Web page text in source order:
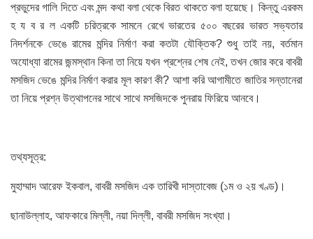
প্রভুদের গালি দিতে এবং মন্দ কথা বলা থেকে বিরত থাকতে বলা হয়েছে। কিন্তু এরকম
হ য ব র ল একটি চরিত্রকে সামনে রেখে ভারতের ৫০০ বছরের ভারত সভ্যতার
নিদর্শনকে ভেঙে রামের মন্দির নির্মাণ করা কতটা যৌক্তিক? শুধু তাই নয়, বর্তমান
অযোধ্যা রামের জন্মস্থান কিনা তা নিয়ে যখন প্রশ্নের শেষ নেই, তখন জোর করে বাবরী
মসজিদ ভেঙে মন্দির নির্মাণ করার মূল কারণ কী? আশা করি আগামীতে জাতির সন্তানেরা
তা নিয়ে প্রশ্ন উত্থাপনের সাথে সাথে মসজিদকে পুনরায় ফিরিয়ে আনবে।
তথ্যসূত্র:
মুহাম্মাদ আরেফ ইকবাল, বাবরী মসজিদ এক তারিখী দাস্তাবেজ (১ম ও ২য় খণ্ড)।
ছানাউল্লাহ, আফকারে মিল্লী, নয়া দিল্লী, বাবরী মসজিদ সংখ্যা।